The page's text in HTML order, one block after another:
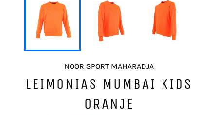
NOOR SPORT MAHARADJA
LEIMONIAS MUMBAI KIDS
ORANJE